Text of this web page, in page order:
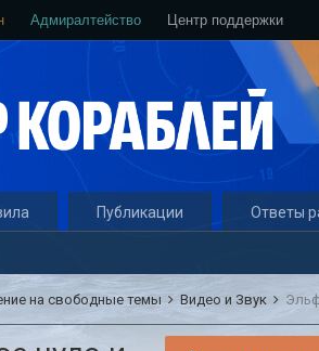
Адмиралтейство Центр поддержки
Публикации Ответы
на свободные темы Видео и Звук